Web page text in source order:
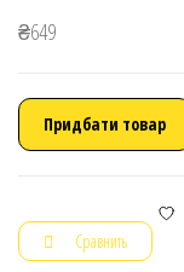
₴649
Придбати товар
Сравнить